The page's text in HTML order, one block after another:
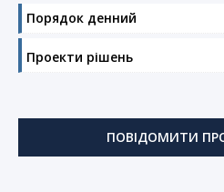
Порядок денний
Проекти рішень
ПОВІДОМИТИ